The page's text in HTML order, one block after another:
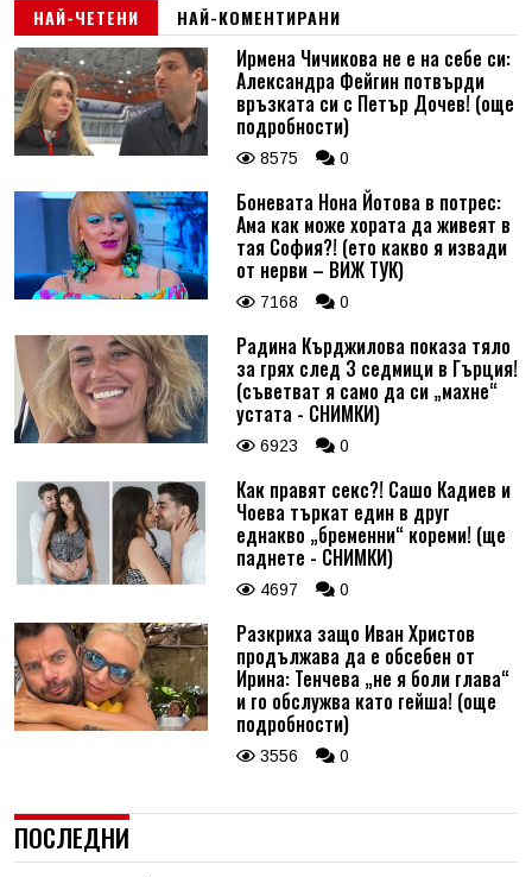
НАЙ-ЧЕТЕНИ НАЙ-КОМЕНТИРАНИ
Ирмена Чичикова не е на себе си:
Александра Фейгин потвърди
връзката си с Петър Дочев! (още
подробности)
8575 0
Боневата Нона Йотова в потрес:
Ама как може хората да живеят в
тая София?! (ето какво я извади
от нерви – ВИЖ ТУК)
7168 0
Радина Кърджилова показа тяло
за грях след 3 седмици в Гърция!
(съветват я само да си „махне“
устата - СНИМКИ)
6923 0
Как правят секс?! Сашо Кадиев и
Чоева търкат един в друг
еднакво „бременни“ кореми! (ще
паднете - СНИМКИ)
4697 0
Разкриха защо Иван Христов
продължава да е обсебен от
Ирина: Тенчева „не я боли глава“
и го обслужва като гейша! (още
подробности)
3556 0
ПОСЛЕДНИ